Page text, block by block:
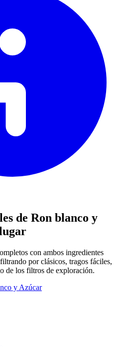
de Ron blanco y
con ambos ingredientes
por clásicos, tragos fáciles,
de los filtros de exploración.
y Azúcar